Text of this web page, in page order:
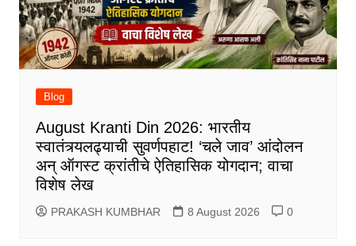
Blog
August Kranti Din 2026: भारतीय
स्वातंत्र्यलढ्याची सुवर्णपहाट! ‘चले जाव’ आंदोलन
अन् ऑगस्ट क्रांतीचे ऐतिहासिक योगदान; वाचा
विशेष लेख
PRAKASH KUMBHAR 8 August 2026 0